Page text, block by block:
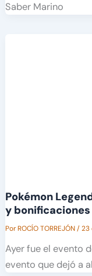
Saber Marino
Pokémon
y
PorROCÍO TORREJÓN/23
Ayer fue el evento
evento que dejó a